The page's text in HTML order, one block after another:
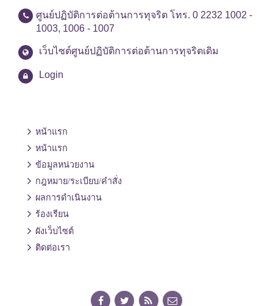
ศูนย์ปฏิบัติการต่อต้านการทุจริต โทร. 0 2232 1002 -
1003, 1006 - 1007
เว็บไซต์ศูนย์ปฏิบัติการต่อต้านการทุจริตเดิม
Login
หน้าแรก
หน้าแรก
ข้อมูลหน่วยงาน
กฎหมาย/ระเบียบ/คำสั่ง
ผลการดำเนินงาน
ร้องเรียน
ผังเว็บไซต์
ติดต่อเรา